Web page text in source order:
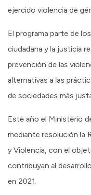
ejercido violencia de
El programa parte de
ciudadana y la justicia
prevención de las
alternativas a las
de sociedades más
Este año el Ministerio
mediante resolución la
y Violencia, con el
contribuyan al
en 2021.